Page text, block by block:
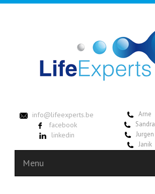
info@lifeexperts.be
facebook
linkedin
Arne
Sandra
Jurgen
Janik
Menu